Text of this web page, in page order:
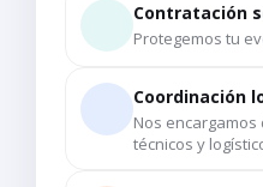
Contratación
Protegemos tu
Coordinación
Nos
técnicos y